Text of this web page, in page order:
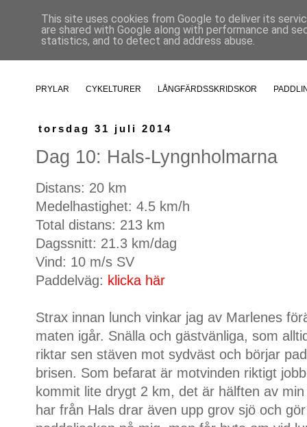
PRYLAR CYKELTURER LÅNGFÄRDSSKRIDSKOR
torsdag 31 juli 2014
Dag 10: Hals-Lyngnholmarna
Distans: 20 km
Medelhastighet: 4.5 km/h
Total distans: 213 km
Dagssnitt: 21.3 km/dag
Vind: 10 m/s SV
Paddelväg: klicka här
Strax innan lunch vinkar jag av Marlenes
maten igår. Snälla och gästvänliga, som
riktar sen stäven mot sydväst och börjar
brisen. Som befarat är motvinden riktigt
kommit lite drygt 2 km, det är hälften av
har från Hals drar även upp grov sjö och
This site uses cookies from Google to deliver its
are shared with Google along with performance and
statistics, and to detect and address abuse.